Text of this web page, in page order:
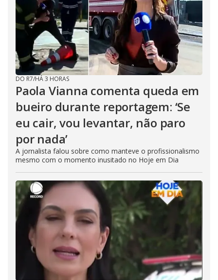
DO R7/HÁ 3 HORAS
Paola Vianna comenta queda em
bueiro durante reportagem: ‘Se
eu cair, vou levantar, não paro
por nada’
A jornalista falou sobre como manteve o profissionalismo
mesmo com o momento inusitado no Hoje em Dia